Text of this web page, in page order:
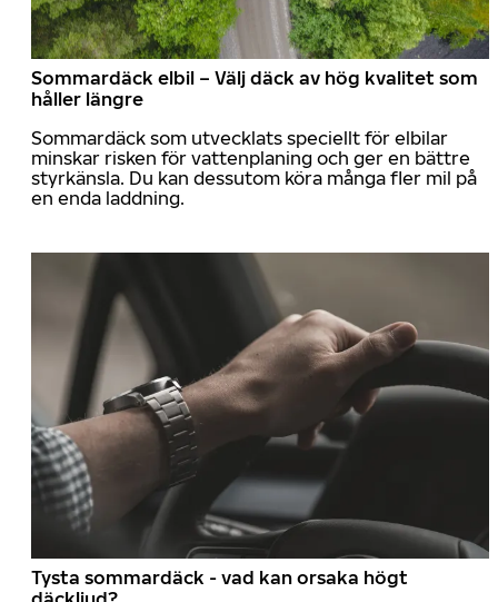
Sommardäck elbil – Välj däck av hög kvalitet som
håller längre
Sommardäck som utvecklats speciellt för elbilar
minskar risken för vattenplaning och ger en bättre
styrkänsla. Du kan dessutom köra många fler mil på
en enda laddning.
Tysta sommardäck - vad kan orsaka högt